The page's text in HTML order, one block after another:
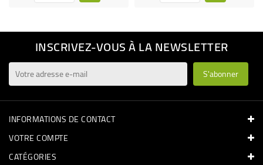
INSCRIVEZ-VOUS À LA NEWSLETTER
INFORMATIONS DE CONTACT
VOTRE COMPTE
CATÉGORIES